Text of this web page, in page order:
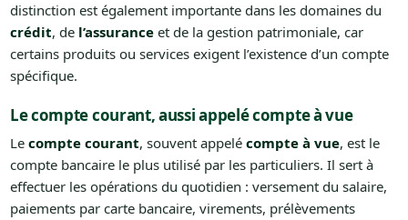
distinction est également importante dans les domaines du
crédit, de l’assuranceet de la gestion patrimoniale, car
certains produits ou services exigent l’existence d’un compte
spécifique.
Le compte courant, aussi appelé compte à vue
Le compte courant, souvent appelé compte à vue, est le
compte bancaire le plus utilisé par les particuliers. Il sert à
effectuer les opérations du quotidien : versement du salaire,
paiements par carte bancaire, virements, prélèvements